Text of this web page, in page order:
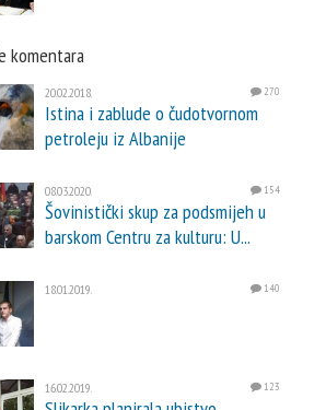
komentara
20.02.2018. 270
Istina i zablude o čudotvornom
petroleju iz Albanije
08.03.2020. 154
Šovinistički skup za podsmijeh u
barskom Centru za kulturu: U...
18.01.2019. 140
16.02.2019. 123